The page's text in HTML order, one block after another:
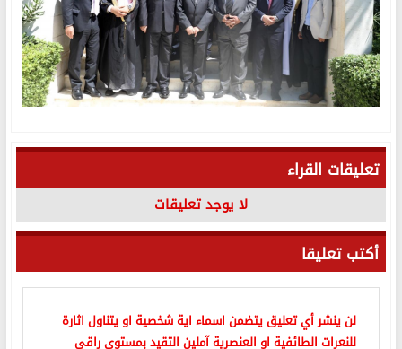
تعليقات القراء
لا يوجد تعليقات
أكتب تعليقا
لن ينشر أي تعليق يتضمن اسماء اية شخصية او يتناول اثارة
للنعرات الطائفية او العنصرية آملين التقيد بمستوى راقي